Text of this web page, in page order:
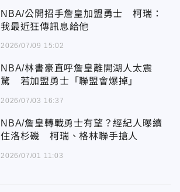
NBA/公開招手詹皇加盟勇士 柯瑞：
我最近狂傳訊息給他
2026/07/09 15:02
NBA/林書豪直呼詹皇離開湖人太震
驚 若加盟勇士「聯盟會爆掉」
2026/07/03 16:37
NBA/詹皇轉戰勇士有望？經紀人曝續
住洛杉磯 柯瑞、格林聯手搶人
2026/07/01 11:03